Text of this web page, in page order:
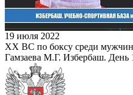
19 июля 2022
XX ВС по боксу среди
Гамзаева М.Г. Избербаш. День